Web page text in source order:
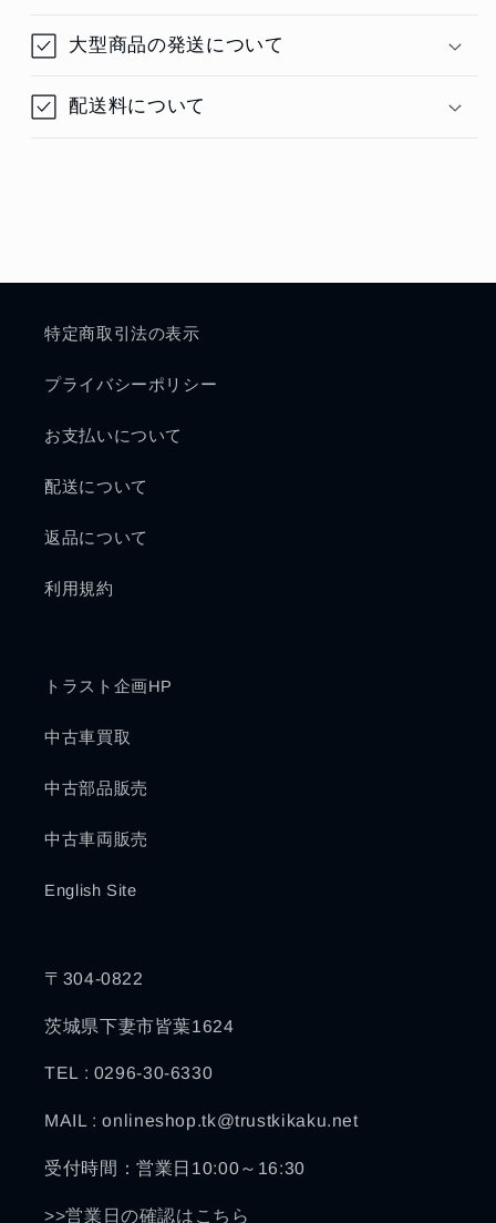
大型商品の発送について
配送料について
特定商取引法の表示
プライバシーポリシー
お支払いについて
配送について
返品について
利用規約
トラスト企画HP
中古車買取
中古部品販売
中古車両販売
English Site
〒304-0822
茨城県下妻市皆葉1624
TEL : 0296-30-6330
MAIL : onlineshop.tk@trustkikaku.net
受付時間：営業日10:00～16:30
>>営業日の確認はこちら